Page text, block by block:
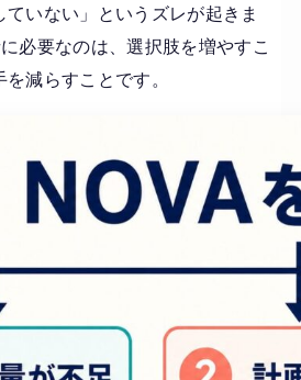
いない」というズレが起きま
必要なのは、選択肢を増やすこ
減らすことです。